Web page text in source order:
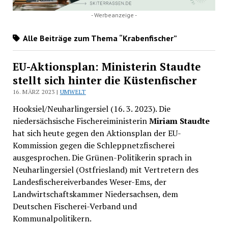
- Werbeanzeige -
Alle Beiträge zum Thema “Krabenfischer”
EU-Aktionsplan: Ministerin Staudte
stellt sich hinter die Küstenfischer
16. MÄRZ 2023 | UMWELT
Hooksiel/Neuharlingersiel (16. 3. 2023). Die
niedersächsische FischereiministerinMiriam Staudte
hat sich heute gegen den Aktionsplan der EU-
Kommission gegen die Schleppnetzfischerei
ausgesprochen. Die Grünen-Politikerin sprach in
Neuharlingersiel (Ostfriesland) mit Vertretern des
Landesfischereiverbandes Weser-Ems, der
Landwirtschaftskammer Niedersachsen, dem
Deutschen Fischerei-Verband und
Kommunalpolitikern.